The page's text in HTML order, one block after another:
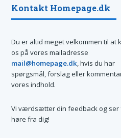
Kontakt Homepage.dk
Du er altid meget velkommen til at
os på vores mailadresse
mail@homepage.dk, hvis du har
spørgsmål, forslag eller
vores indhold.
Vi værdsætter din feedback og ser
høre fra dig!